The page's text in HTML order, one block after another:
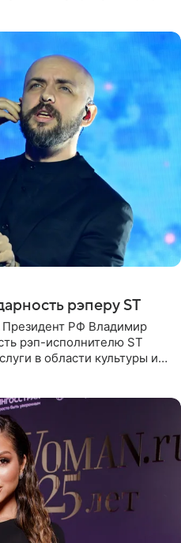
рэперу ST
РФ Владимир
рэп-исполнителю ST
в области культуры и